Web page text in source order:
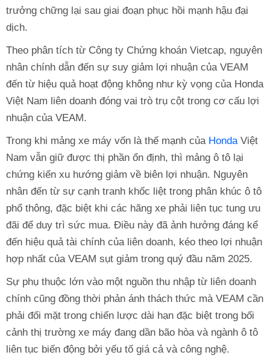
trưởng chững lại sau giai đoạn phục hồi mạnh hậu đại
dịch.
Theo phân tích từ Công ty Chứng khoán Vietcap, nguyên
nhân chính dẫn đến sự suy giảm lợi nhuận của VEAM
đến từ hiệu quả hoạt động không như kỳ vọng của Honda
Việt Nam liên doanh đóng vai trò trụ cột trong cơ cấu lợi
nhuận của VEAM.
Trong khi mảng xe máy vốn là thế mạnh của HondaViệt
Nam vẫn giữ được thị phần ổn định, thì mảng ô tô lại
chứng kiến xu hướng giảm về biên lợi nhuận. Nguyên
nhân đến từ sự cạnh tranh khốc liệt trong phân khúc ô tô
phổ thông, đặc biệt khi các hãng xe phải liên tục tung ưu
đãi để duy trì sức mua. Điều này đã ảnh hưởng đáng kể
đến hiệu quả tài chính của liên doanh, kéo theo lợi nhuận
hợp nhất của VEAM sụt giảm trong quý đầu năm 2025.
Sự phụ thuộc lớn vào một nguồn thu nhập từ liên doanh
chính cũng đồng thời phản ánh thách thức mà VEAM cần
phải đối mặt trong chiến lược dài hạn đặc biệt trong bối
cảnh thị trường xe máy đang dần bão hòa và ngành ô tô
liên tục biến động bởi yếu tố giá cả và công nghệ.